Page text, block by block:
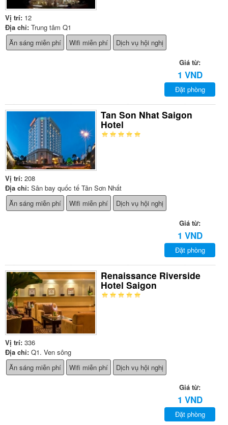
Vị trí: 12
Địa chỉ: Trung tâm Q1
Ăn sáng miễn phí
Wifi miễn phí Dịch vụ hội nghị
Giá từ:
1 VND
Đặt phòng
Tan Son Nhat Saigon
Hotel
Vị trí: 208
Địa chỉ: Sân bay quốc tế Tân Sơn Nhất
Ăn sáng miễn phí
Wifi miễn phí Dịch vụ hội nghị
Giá từ:
1 VND
Đặt phòng
Renaissance Riverside
Hotel Saigon
Vị trí: 336
Địa chỉ: Q1. Ven sông
Ăn sáng miễn phí
Wifi miễn phí Dịch vụ hội nghị
Giá từ:
1 VND
Đặt phòng